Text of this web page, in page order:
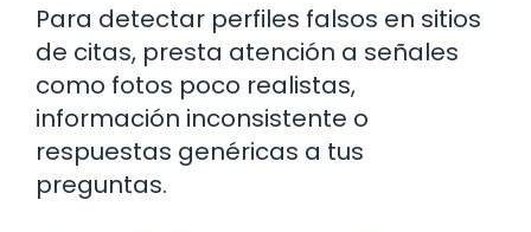
Para detectar perfiles falsos en sitios
de citas, presta atención a señales
como fotos poco realistas,
información inconsistente o
respuestas genéricas a tus
preguntas.